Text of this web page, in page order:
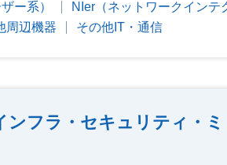
ー系） NIer（ネットワークインテ
周辺機器
その他IT・通信
ンフラ・セキュリティ・